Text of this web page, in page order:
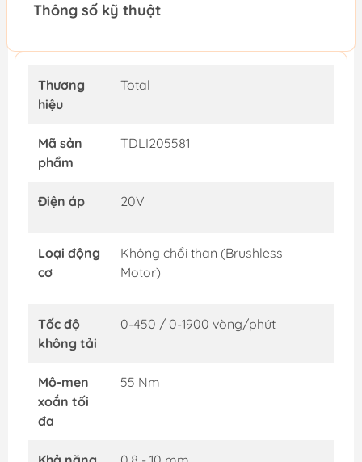
Thông số kỹ thuật
Thương
hiệu
Total
Mã sản
phẩm
TDLI205581
Điện áp 20V
Loại động
cơ
Không chổi than (Brushless
Motor)
Tốc độ
không tải
0-450 / 0-1900 vòng/phút
Mô-men
xoắn tối
đa
55 Nm